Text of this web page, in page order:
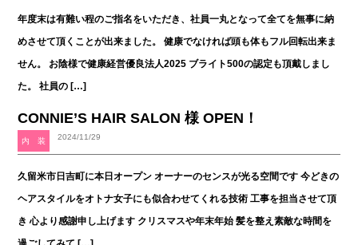
年度末は有難い程のご指名をいただき、社員一丸となって全てを無事に納
めさせて頂くことが出来ました。 健康でなければ頭も体もフル回転出来ま
せん。 お陰様で健康経営優良法人2025 ブライト500の認定も頂戴しまし
た。 社員の […]
CONNIE’S HAIR SALON 様 OPEN！
2024/11/29
内 装
久留米市日吉町に本日オープン オーナーのセンスが光る空間です 今どきの
ヘアスタイルをオトナ女子にも似合わせてくれる技術 工事を担当させて頂
き 心より感謝申し上げます クリスマスや年末年始 髪を整え素敵な時間を